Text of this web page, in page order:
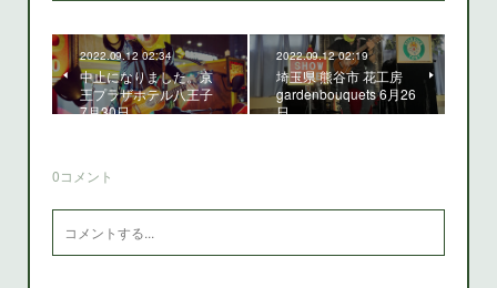
2022.09.12 02:34
中止になりました。京
王プラザホテル八王子
7月30日
2022.09.12 02:19
埼玉県 熊谷市 花工房
gardenbouquets 6月26
日
0コメント